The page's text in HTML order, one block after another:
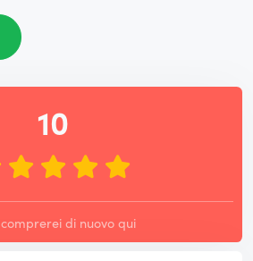
10
comprerei di nuovo qui